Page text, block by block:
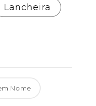
Lancheira
Nome